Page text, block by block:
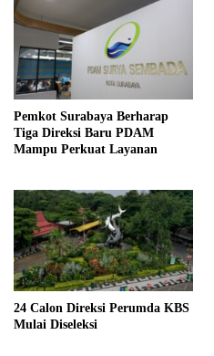
Pemkot Surabaya Berharap
Tiga Direksi Baru PDAM
Mampu Perkuat Layanan
24 Calon Direksi Perumda KBS
Mulai Diseleksi